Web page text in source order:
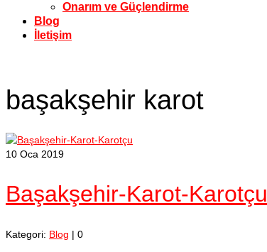
Onarım ve Güçlendirme
Blog
İletişim
başakşehir karot
10 Oca 2019
Başakşehir-Karot-Karotçu
Kategori: Blog | 0